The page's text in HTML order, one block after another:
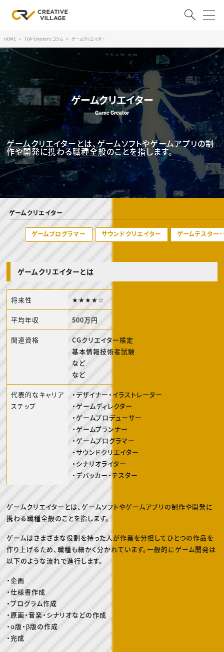
ログイン 会員登録
RECRUIT
クリエイター求人を探す
CREATIVE JOB求人検索
特集求人
採用説明会
転職支援サービス
CONTENTS
スキルアップしたい！
スキルアップしたい！ トップ
デザイン
プログラミング
動画配信・映像制作
編集・ライティング
マーケティング
ディレクション
業界解説・キャリア事情
お役立ち基礎知識
TOP Creator’s コラム
TOP Creator’s コラム トップ
Webクリエイター
アプリクリエイター
ゲームクリエイター
映像クリエイター
マーケッター
クリエイターインタビュー
セミナー
ニュース・トレンド
ニュース・トレンド トップ
Web
映像
ゲーム・エンタメ
広告
出版
CREATIVE VILLAGEからのお知らせ
プロフェッショナル×つながる×メディア
HOME TOP Creator's コラム ゲームクリエイター
ゲームクリエイター
Game Creator
ゲームクリエイターとは、ゲームソフトやゲームアプリの制
作や開発に携わる職種全般のことを指します。
ゲームクリエイター
ゲームプログラマー サウンドクリエイター ゲームテスター
ゲームクリエイターとは
将来性 ★★★★☆
平均年収 500万円
関連資格
CGクリエイター検定
基本情報技術者試験
など
など
代表的なキャリア
ステップ
・デザイナー・イラストレーター
・ゲームディレクター
・ゲームプロデューサー
・ゲームプランナー
・ゲームプログラマー
・サウンドクリエイター
・シナリオライター
・デバッカー・テスター
ゲームクリエイターとは、ゲームソフトやゲームアプリの制作や開発に
携わる職種全般のことを指します。
ゲームはさまざまな役割を持った人が作業を分担してひとつの作品を
作り上げるため、職種も細かく分かれています。一般的にゲーム開発は
以下のような流れで進行します。
・企画
・仕様書作成
・プログラム作成
・原画・音楽・シナリオなどの作成
・α版・β版の作成
・完成